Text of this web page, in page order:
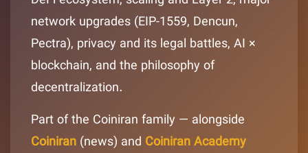
network upgrades (EIP-1559, Dencun,
Pectra), privacy and its legal battles, AI ×
blockchain, and the philosophy of
decentralization.
Part of the Coiniran family — alongside
Coiniran (news) and Coiniran Academy